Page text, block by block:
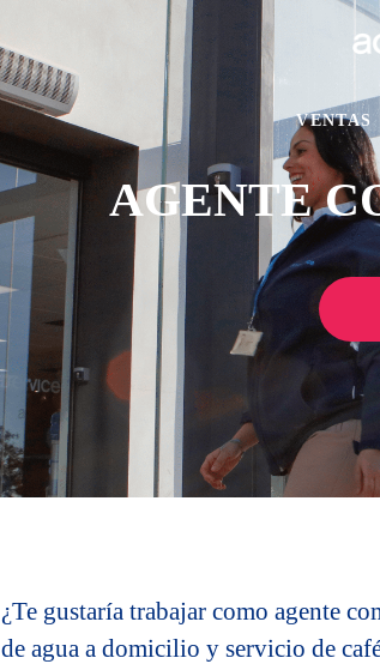
VENTAS
AGENTE
¿Te gustaría trabajar como agente
de agua a domicilio y servicio de